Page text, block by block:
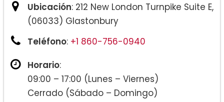
Mociones para reabrir asuntos de
USCIS
llegan desde temprana edad)
N-600
Ubicación: 212 New London Turnpike Suite E,
(06033) Glastonbury
Teléfono: +1 860-756-0940
Horario:
09:00 – 17:00 (Lunes – Viernes)
Cerrado (Sábado – Domingo)